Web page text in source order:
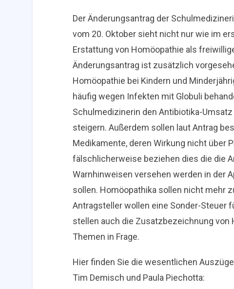
Der Änderungsantrag der
vom 20. Oktober sieht nicht nur wie im
Erstattung von Homöopathie als
Änderungsantrag ist zusätzlich
Homöopathie bei Kindern und
häufig wegen Infekten mit Globuli
Schulmedizinerin den Antibiotika-
steigern. Außerdem sollen laut Antrag
Medikamente, deren Wirkung nicht über
fälschlicherweise beziehen dies die die
Warnhinweisen versehen werden in der
sollen. Homöopathika sollen nicht mehr
Antragsteller wollen eine Sonder-Steuer
stellen auch die Zusatzbezeichnung
Themen in Frage.
Hier finden Sie die wesentlichen
Tim Demisch und Paula Piechotta: